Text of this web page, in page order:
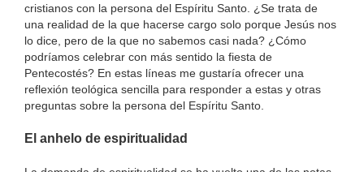
cristianos con la persona del Espíritu Santo. ¿Se trata de
una realidad de la que hacerse cargo solo porque Jesús nos
lo dice, pero de la que no sabemos casi nada? ¿Cómo
podríamos celebrar con más sentido la fiesta de
Pentecostés? En estas líneas me gustaría ofrecer una
reflexión teológica sencilla para responder a estas y otras
preguntas sobre la persona del Espíritu Santo.
El anhelo de espiritualidad